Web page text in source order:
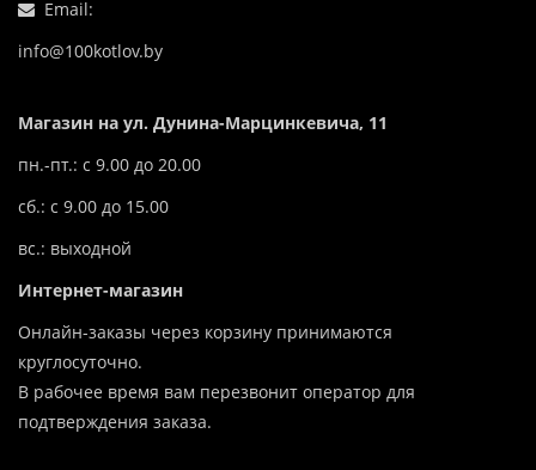
Email:
info@100kotlov.by
Магазин на ул. Дунина-Марцинкевича, 11
пн.-пт.: с 9.00 до 20.00
сб.: с 9.00 до 15.00
вс.: выходной
Интернет-магазин
Онлайн-заказы через корзину принимаются
круглосуточно.
В рабочее время вам перезвонит оператор для
подтверждения заказа.